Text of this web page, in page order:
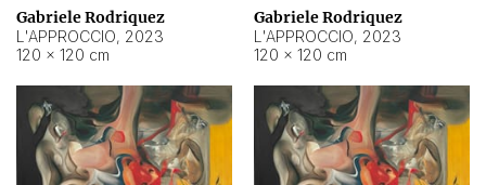
Gabriele Rodriquez
L'APPROCCIO, 2023
120 × 120 cm
Gabriele Rodriquez
L'APPROCCIO, 2023
120 × 120 cm